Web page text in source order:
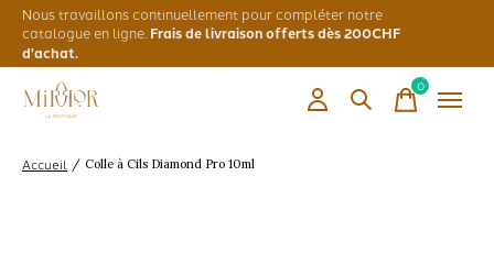
Nous travaillons continuellement pour compléter notre
catalogue en ligne. Frais de livraison offerts dès 200CHF
d'achat.
0items
Accueil / Colle à Cils Diamond Pro 10ml